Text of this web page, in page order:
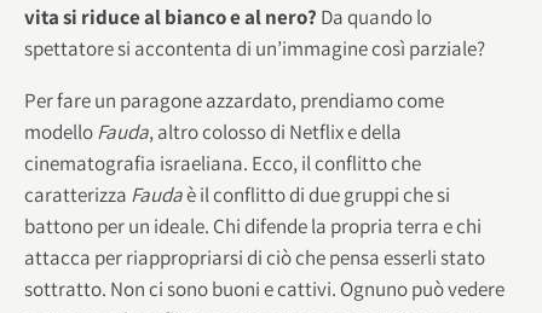
vita si riduce al bianco e al nero? Da quando lo
spettatore si accontenta di un’immagine così parziale?
Per fare un paragone azzardato, prendiamo come
modelloFauda, altro colosso di Netflix e della
cinematografia israeliana. Ecco, il conflitto che
caratterizza Faudaè il conflitto di due gruppi che si
battono per un ideale. Chi difende la propria terra e chi
attacca per riappropriarsi di ciò che pensa esserli stato
sottratto. Non ci sono buoni e cattivi. Ognuno può vedere